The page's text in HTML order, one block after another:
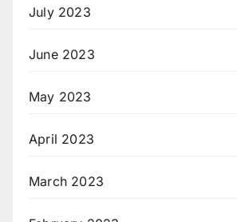
July 2023
June 2023
May 2023
April 2023
March 2023